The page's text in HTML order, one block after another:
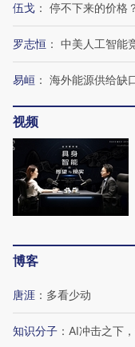
伍戈 ： 停不下来的价格
罗志恒 ： 中美人工智能
易峘 ： 海外能源供给缺
视频
博客
唐涯 ： 多看少动
知识分子 ： AI冲击之下